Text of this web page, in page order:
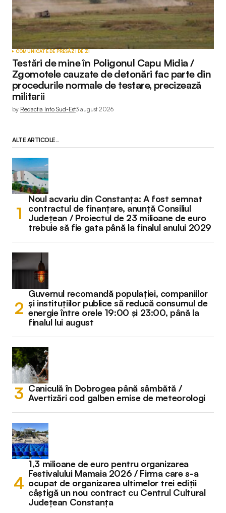
COMUNICATE DE PRESĂZI DE ZI
Testări de mine în Poligonul Capu Midia /
Zgomotele cauzate de detonări fac parte din
procedurile normale de testare, precizează
militarii
by Redactia Info Sud-Est3 august 2026
ALTE ARTICOLE...
Noul acvariu din Constanța: A fost semnat
contractul de finanțare, anunță Consiliul
Județean / Proiectul de 23 milioane de euro
trebuie să fie gata până la finalul anului 2029
Guvernul recomandă populației, companiilor
și instituțiilor publice să reducă consumul de
energie între orele 19:00 și 23:00, până la
finalul lui august
Caniculă în Dobrogea până sâmbătă /
Avertizări cod galben emise de meteorologi
1,3 milioane de euro pentru organizarea
Festivalului Mamaia 2026 / Firma care s-a
ocupat de organizarea ultimelor trei ediții
câștigă un nou contract cu Centrul Cultural
Județean Constanța